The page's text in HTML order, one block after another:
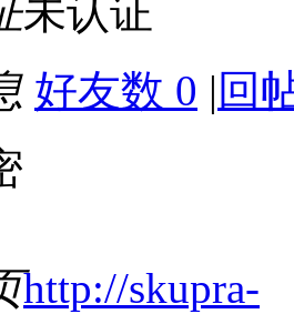
未认证
好友数 0 | 回
http://skupra-